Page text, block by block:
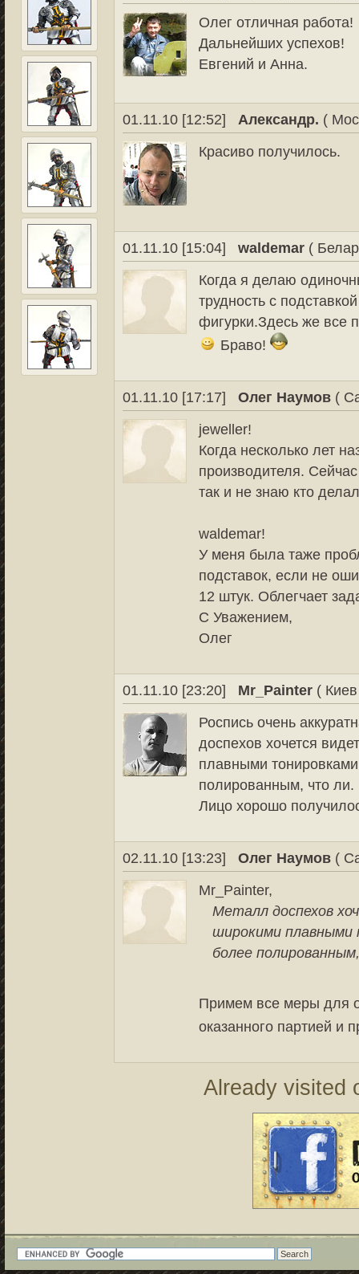
Олег отличная работа!
Дальнейших успехов!
Евгений и Анна.
01.11.10 [12:52] Александр. (
Красиво получилось.
01.11.10 [15:04] waldemar (
Когда я делаю
трудность с
фигурки.Здесь же все
Браво!
01.11.10 [17:17] Олег Наумов (
jeweller!
Когда несколько лет
производителя.
так и не знаю кто
waldemar!
У меня была таже
подставок, если не
12 штук. Облегчает
С Уважением,
Олег
01.11.10 [23:20] Mr_Painter (
Роспись очень
доспехов хочется
плавными
полированным, что ли.
Лицо хорошо
02.11.10 [13:23] Олег Наумов (
Mr_Painter,
Металл доспехов
широкими плавными
более
Примем все меры для
оказанного партией и
Already visited